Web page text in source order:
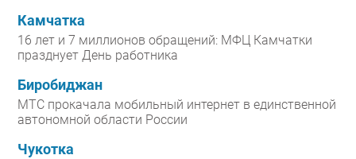
Камчатка
16 лет и 7 миллионов обращений: МФЦ Камчатки
празднует День работника
Биробиджан
МТС прокачала мобильный интернет в единственной
автономной области России
Чукотка